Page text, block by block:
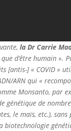
la Dr Carrie
que d’être humain ».
[antis-] « COVID »
ARN qui «
Monsanto, par
génétique de
le maïs, etc.), sans
biotechnologie